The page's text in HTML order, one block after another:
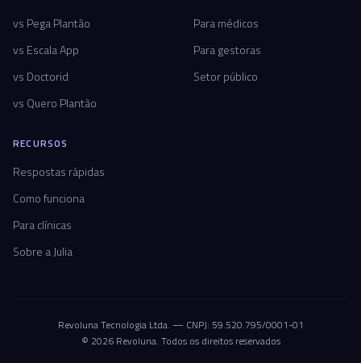
vs Pega Plantão
vs Escala App
vs Doctorid
vs Quero Plantão
Para médicos
Para gestoras
Setor público
RECURSOS
Respostas rápidas
Como funciona
Para clínicas
Sobre a Julia
Revoluna Tecnologia Ltda. — CNPJ: 59.520.795/0001-01
© 2026 Revoluna. Todos os direitos reservados